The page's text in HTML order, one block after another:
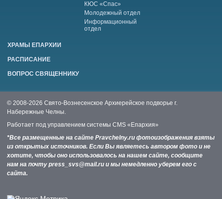
КЮС «Спас»
Молодежный отдел
Информационный
отдел
ХРАМЫ ЕПАРХИИ
РАСПИСАНИЕ
ВОПРОС СВЯЩЕННИКУ
© 2008-2026 Свято-Вознесенское Архиерейское подворье г.
Набережные Челны.
Работает под управлением системы CMS «Епархия»
*Все размещенные на сайте Pravchelny.ru фотоизображения взяты
из открытых источников. Если Вы являетесь автором фото и не
хотите, чтобы оно использовалось на нашем сайте, сообщите
нам на почту press_svs@mail.ru и мы немедленно уберем его с
сайта.